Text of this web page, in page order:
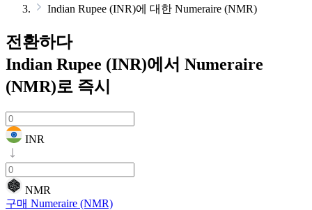
Indian Rupee (INR)에 대한 Numeraire (NMR)
전환하다
Indian Rupee (INR)에서 Numeraire
(NMR)로 즉시
INR
NMR
구매 Numeraire (NMR)